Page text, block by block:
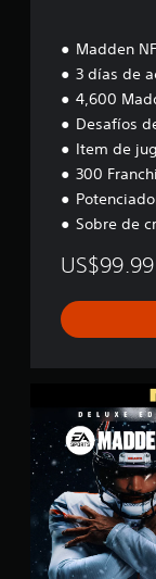
Madden
3 días de
4,600
Desafíos
Item de
300
Sobre de
US$99.99
q
e
d
e
M